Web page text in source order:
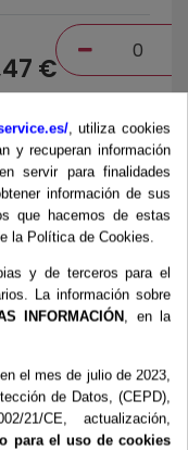
€
€
€
Total:0,0
impuestos excl.
21,0%.
, utiliza cookies
y recuperan información
servir para finalidades
información de sus
que hacemos de estas
la Política de Cookies.
y de terceros para el
La información sobre
INFORMACIÓN , en la
el mes de julio de 2023,
de Datos, (CEPD),
21/CE, actualización,
para el uso de cookies